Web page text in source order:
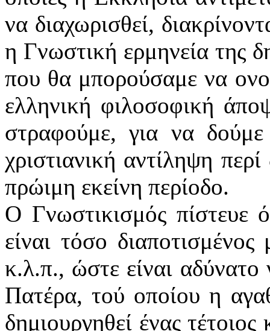
να διαχωρισθεί,
η Γνωστική ερμηνεία της
που θα μπορούσαμε να
ελληνική φιλοσοφική
στραφούμε, για να
χριστιανική αντίληψη
πρώιμη εκείνη περίοδο.
Ο Γνωστικισμός πίστευε
είναι τόσο
κ.λ.π., ώστε είναι αδύνατο
Πατέρα, τού οποίου η
δημιουργηθεί ένας